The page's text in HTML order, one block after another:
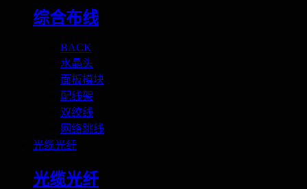
综合布线
BACK
水晶头
面板模块
配线架
双绞线
网络跳线
光缆光纤
光缆光纤